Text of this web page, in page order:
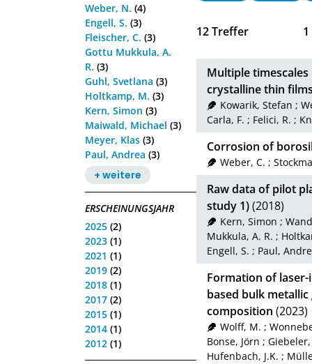
Weber, N. (4)
Engell, S. (3)
Fleischer, C. (3)
Gottu Mukkula, A.
R. (3)
Guhl, Svetlana (3)
Holtkamp, M. (3)
Kern, Simon (3)
Maiwald, Michael (3)
Meyer, Klas (3)
Paul, Andrea (3)
+ weitere
ERSCHEINUNGSJAHR
2025 (2)
2023 (1)
2021 (1)
2019 (2)
2018 (1)
2017 (2)
2015 (1)
2014 (1)
2012 (1)
12Treffer 1
Multiple
crystalline thin
Kowarik, Stefan ;
Carla, F. ; Felici, R. ;
Corrosion of
Weber, C. ;
Raw data of pilot
study 1)(2018)
Kern, Simon ;
Mukkula, A. R. ;
Engell, S. ; Paul,
Formation of
based bulk
composition (2023)
Wolff, M. ;
Bonse, Jörn ; Giebeler,
Hufenbach, J.K. ;